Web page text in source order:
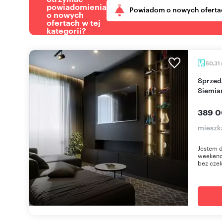
powiadomienia
o nowych
ofertach w tej
kategorii?
Powiadom o nowych
50,31
Sprzedam gotowe 2-pokojowe mieszkanie w
389
Jestem
bez